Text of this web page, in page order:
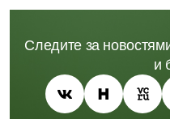
Следите за
и